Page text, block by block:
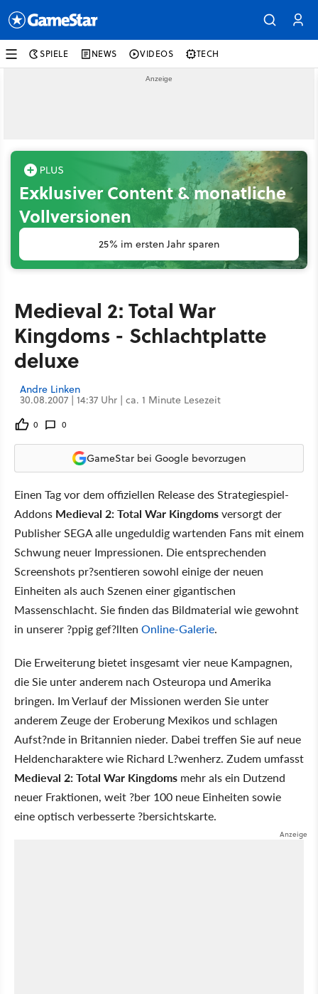
SPIELE NEWS VIDEOS TECH
Exklusiver Content & monatliche
Vollversionen
25% im ersten Jahr sparen
Medieval 2: Total War
Kingdoms - Schlachtplatte
deluxe
Andre Linken
30.08.2007 | 14:37 Uhr | ca. 1 Minute Lesezeit
0 0
GameStar bei Google bevorzugen
Einen Tag vor dem offiziellen Release des Strategiespiel-
Addons Medieval 2: Total War Kingdomsversorgt der
Publisher SEGA alle ungeduldig wartenden Fans mit einem
Schwung neuer Impressionen. Die entsprechenden
Screenshots pr?sentieren sowohl einige der neuen
Einheiten als auch Szenen einer gigantischen
Massenschlacht. Sie finden das Bildmaterial wie gewohnt
in unserer ?ppig gef?llten Online-Galerie.
Die Erweiterung bietet insgesamt vier neue Kampagnen,
die Sie unter anderem nach Osteuropa und Amerika
bringen. Im Verlauf der Missionen werden Sie unter
anderem Zeuge der Eroberung Mexikos und schlagen
Aufst?nde in Britannien nieder. Dabei treffen Sie auf neue
Heldencharaktere wie Richard L?wenherz. Zudem umfasst
Medieval 2: Total War Kingdoms mehr als ein Dutzend
neuer Fraktionen, weit ?ber 100 neue Einheiten sowie
eine optisch verbesserte ?bersichtskarte.